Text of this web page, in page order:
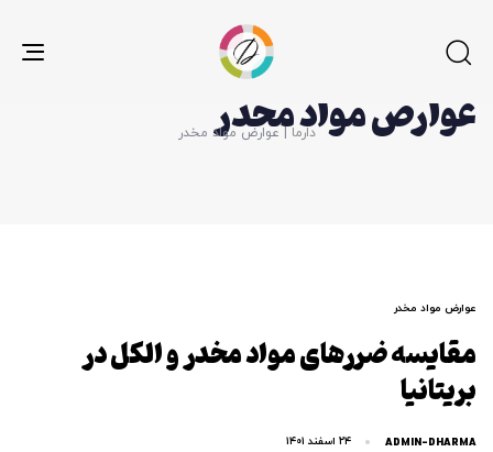
دارما عوارض مواد مخدر
عوارض مواد مخدر
عوارض مواد مخدر
مقایسه ضررهای مواد مخدر و الکل در
بریتانیا
ADMIN-DHARMA ۲۴ اسفند ۱۴۰۱